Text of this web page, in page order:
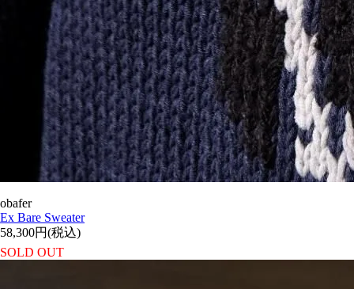
obafer
Ex Bare Sweater
58,300円(税込)
SOLD OUT